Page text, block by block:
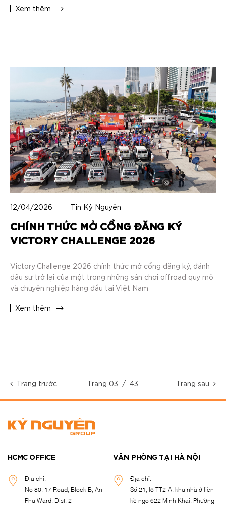
Xem thêm
12/04/2026 Tin Kỷ Nguyên
CHÍNH THỨC MỞ CỔNG ĐĂNG KÝ
VICTORY CHALLENGE 2026
Victory Challenge 2026 chính thức mở cổng đăng ký, đánh
dấu sự trở lại của một trong những sân chơi offroad quy mô
và chuyên nghiệp hàng đầu tại Việt Nam
Xem thêm
Trang trước Trang03 / 43 Trang sau
HCMC OFFICE
Địa chỉ:
No 80, 17 Road, Block B, An
Phu Ward, Dist. 2
VĂN PHÒNG TẠI HÀ NỘI
Địa chỉ:
Số 21, lô TT2-A, khu nhà ở liền
kề ngõ 622 Minh Khai, Phường